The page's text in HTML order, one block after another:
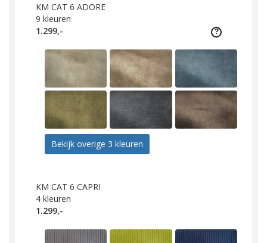
KM CAT 6 ADORE
9 kleuren
1.299,-
Bekijk overige 3 kleuren
KM CAT 6 CAPRI
4 kleuren
1.299,-